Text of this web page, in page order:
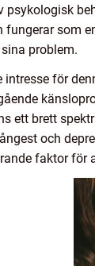
psykologisk
fungerar som
problem.
intresse för
ett brett
och
faktor för